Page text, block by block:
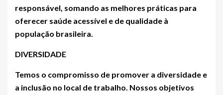
responsável, somando as melhores práticas para
oferecer saúde acessível e de qualidade à
população brasileira.
DIVERSIDADE
Temos o compromisso de promover a diversidade e
a inclusão no local de trabalho. Nossos objetivos